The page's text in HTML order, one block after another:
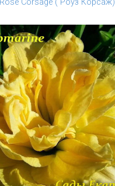
Corsage ( Роуз Корсаж)